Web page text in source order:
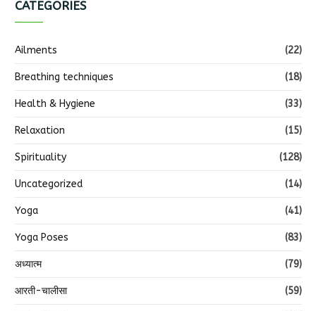
CATEGORIES
Ailments (22)
Breathing techniques (18)
Health & Hygiene (33)
Relaxation (15)
Spirituality (128)
Uncategorized (14)
Yoga (41)
Yoga Poses (83)
अध्यात्म (79)
आरती-चालीसा (59)